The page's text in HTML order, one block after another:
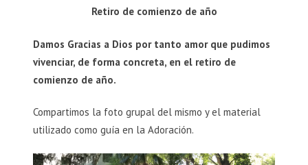
Retiro de comienzo de año
Damos Gracias a Dios por tanto amor que pudimos
vivenciar, de forma concreta, en el retiro de
comienzo de año.
Compartimos la foto grupal del mismo y el material
utilizado como guía en la Adoración.